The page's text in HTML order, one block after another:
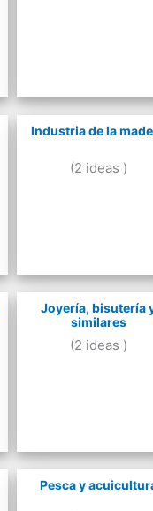
Industria de la
(2 ideas )
Joyería, bisutería
similares
(2 ideas )
Pesca y